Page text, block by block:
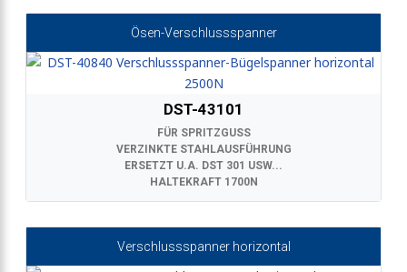
Ösen-Verschlussspanner
DST-43101
FÜR SPRITZGUSS
VERZINKTE STAHLAUSFÜHRUNG
ERSETZT U.A. DST 301 USW...
HALTEKRAFT 1700N
Verschlussspanner horizontal